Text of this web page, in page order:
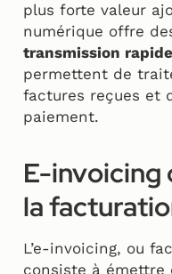
plus forte valeur
numérique offre
transmission
permettent de
factures reçues et
paiement.
E-invoicing
la
L’e-invoicing, ou
consiste à